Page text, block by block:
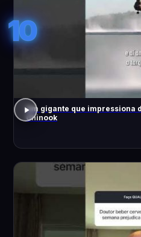
10
Um gigante que impressiona
Chinook